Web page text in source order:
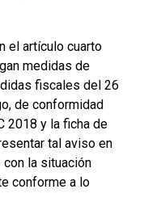
el artículo cuarto
medidas de
fiscales del 26
de conformidad
2018 y la ficha de
tal aviso en
la situación
conforme a lo